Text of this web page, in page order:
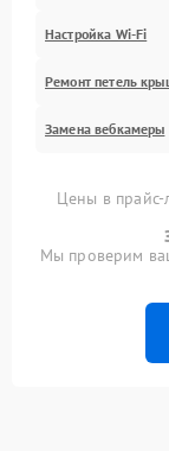
Настройка Wi-Fi
Ремонт петель
Замена вебкамеры
Цены в прайс-
Мы проверим